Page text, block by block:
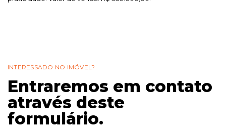
INTERESSADO NO IMÓVEL?
Entraremos em contato
através deste
formulário.